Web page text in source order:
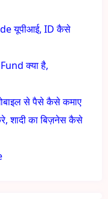
यूपीआई, ID कैसे
क्या है,
से पैसे कैसे कमाए
शादी का बिज़नेस कैसे